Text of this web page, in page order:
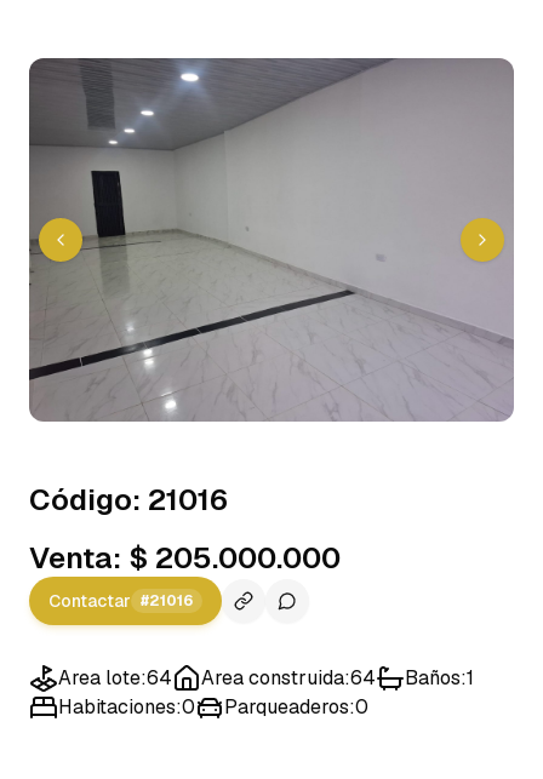
Código: 21016
Venta: $ 205.000.000
Contactar #21016
Area lote:64 Area construida:64 Baños:1
Habitaciones:0 Parqueaderos:0